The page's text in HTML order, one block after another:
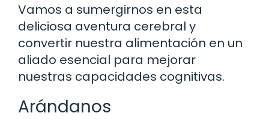
Vamos a sumergirnos en esta
deliciosa aventura cerebral y
convertir nuestra alimentación en un
aliado esencial para mejorar
nuestras capacidades cognitivas.
Arándanos